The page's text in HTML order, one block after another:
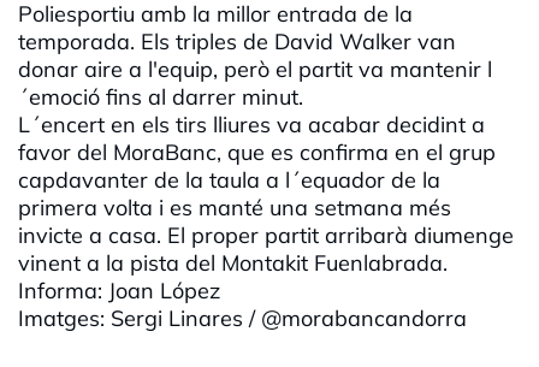
Poliesportiu amb la millor entrada de la
temporada. Els triples de David Walker van
donar aire a l'equip, però el partit va mantenir l
´emoció fins al darrer minut.
L´encert en els tirs lliures va acabar decidint a
favor del MoraBanc, que es confirma en el grup
capdavanter de la taula a l´equador de la
primera volta i es manté una setmana més
invicte a casa. El proper partit arribarà diumenge
vinent a la pista del Montakit Fuenlabrada.
Informa: Joan López
Imatges: Sergi Linares / @morabancandorra